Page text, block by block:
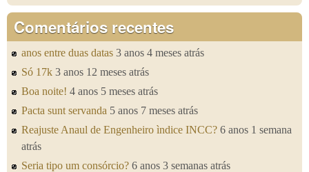
Comentários recentes
anos entre duas datas 3 anos 4 meses atrás
Só 17k 3 anos 12 meses atrás
Boa noite! 4 anos 5 meses atrás
Pacta sunt servanda 5 anos 7 meses atrás
Reajuste Anaul de Engenheiro ìndice INCC? 6 anos 1 semana
atrás
Seria tipo um consórcio? 6 anos 3 semanas atrás